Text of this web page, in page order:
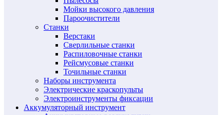
Мойки высокого давления
Пароочистители
Станки
Верстаки
Сверлильные станки
Распиловочные станки
Рейсмусовые станки
Точильные станки
Наборы инструмента
Электрические краскопульты
Электроинструменты фиксации
Аккумуляторный инструмент